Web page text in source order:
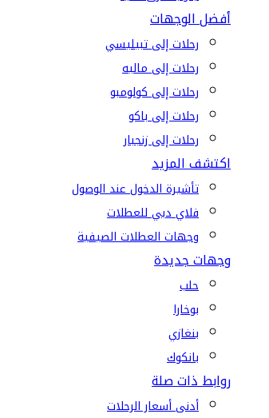
أفضل الوجهات
رحلات إلى تبيليسي
رحلات إلى ماليه
رحلات إلى كولومبو
رحلات إلى باكو
رحلات إلى زنجبار
اكتشف المزيد
تأشيرة الدخول عند الوصول
فلاي دبي للعطلات
وجهات العطلات الصيفية
وجهات جديدة
حلب
بوخارا
بنغازي
بانكوك
روابط ذات صلة
أدنى أسعار الرحلات